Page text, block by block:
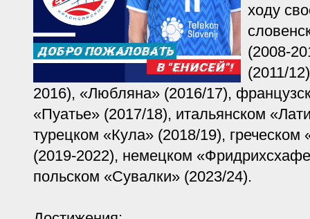
ходу
(2008-
(2011/
2016), «Любляна» (2016/17),
«Пуатье» (2017/18), итальянском
турецком «Кула» (2018/19), греческом
(2019-2022), немецком
польском «Сувалки» (2023/24).